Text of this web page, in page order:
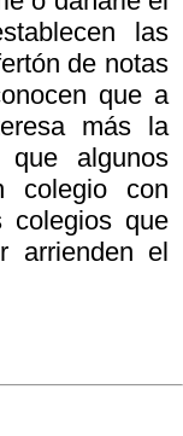
las
de notas
que a
más la
algunos
colegio con
colegios que
arrienden el